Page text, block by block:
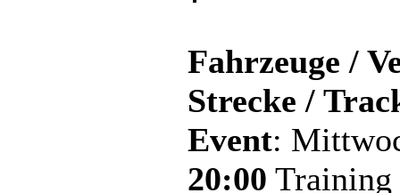
Fahrzeuge /
Strecke /
Event:
20:00 Training